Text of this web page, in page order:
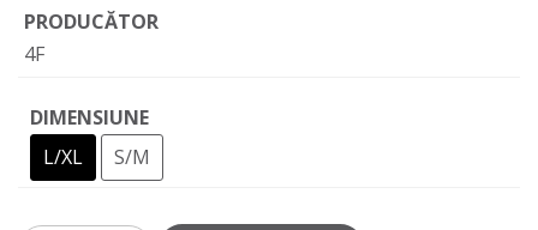
PRODUCĂTOR
4F
DIMENSIUNE
L/XL
S/M